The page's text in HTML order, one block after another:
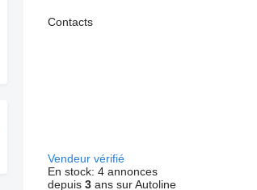
Contacts
Vendeur vérifié
En stock: 4 annonces
depuis 3ans sur Autoline